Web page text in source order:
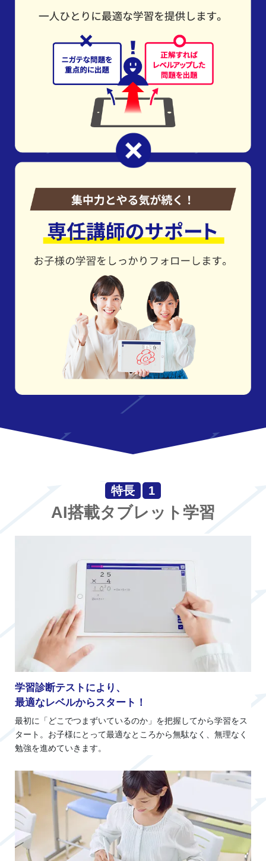
特長 1
AI搭載タブレット学習
学習診断テストにより、
最適なレベルからスタート！
最初に「どこでつまずいているのか」を把握してから学習をス
タート。お子様にとって最適なところから無駄なく、無理なく
勉強を進めていきます。